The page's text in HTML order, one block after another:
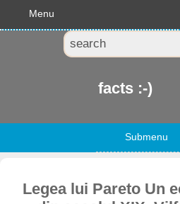
Menu
facts :-)
Submenu
Legea lui Pareto Un